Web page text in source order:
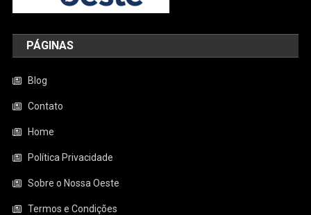
PÁGINAS
Blog
Contato
Home
Política Privacidade
Sobre o Nossa Oeste
Termos e Condições